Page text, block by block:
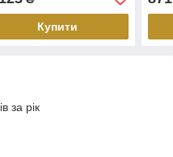
Купити
за рік